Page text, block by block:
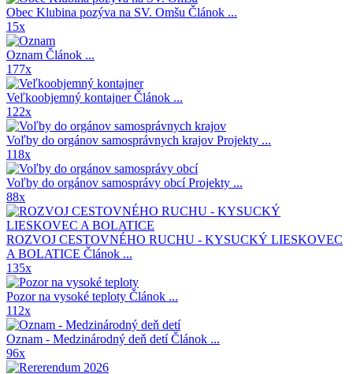
Obec Klubina pozýva na SV. Omšu Článok ...
15x
Oznam Článok ...
177x
Veľkoobjemný kontajnerČlánok ...
122x
Voľby do orgánov samosprávnych krajov Projekty ...
118x
Voľby do orgánov samosprávy obcíProjekty ...
88x
ROZVOJ CESTOVNÉHO RUCHU - KYSUCKÝ LIESKOVEC
A BOLATICE Článok ...
135x
Pozor na vysoké teploty Článok ...
112x
Oznam - Medzinárodný deň detíČlánok ...
96x